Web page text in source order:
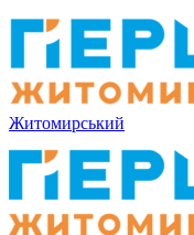
Житомирський